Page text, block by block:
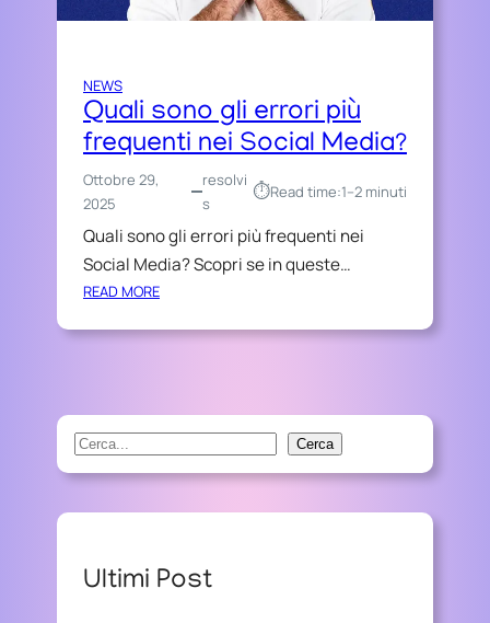
NEWS
Quali sono gli errori più
frequenti nei Social Media?
Ottobre 29,
2025
resolvi
s
⏱︎Read time:1–2 minuti
Quali sono gli errori più frequenti nei
Social Media? Scopri se in queste…
READ MORE:
U
I
S
O
N
I
S
e
Cerca
Ultimi Post